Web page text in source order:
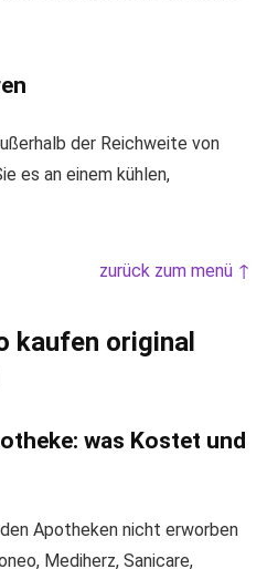
der Reichweite von
es an einem kühlen,
zurück zum menü ↑
kaufen original
was Kostet und
Apotheken nicht erworben
Mediherz, Sanicare,